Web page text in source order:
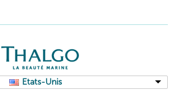
Etats-Unis